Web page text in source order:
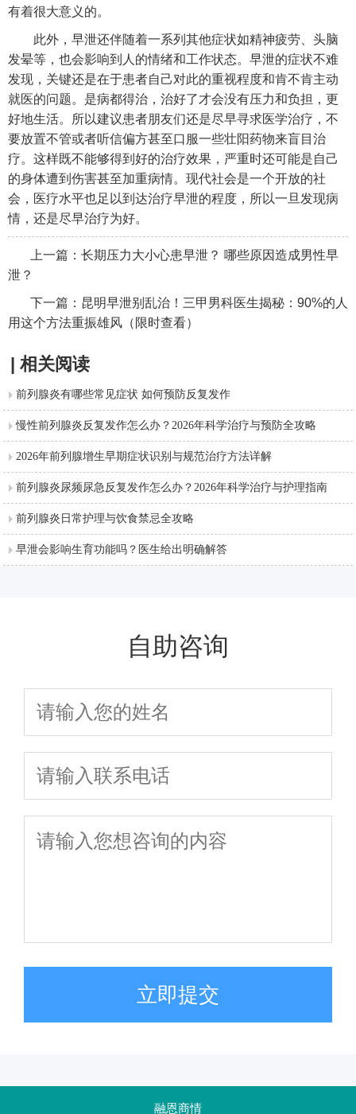
有着很大意义的。
此外，早泄还伴随着一系列其他症状如精神疲劳、头脑
发晕等，也会影响到人的情绪和工作状态。早泄的症状不难
发现，关键还是在于患者自己对此的重视程度和肯不肯主动
就医的问题。是病都得治，治好了才会没有压力和负担，更
好地生活。所以建议患者朋友们还是尽早寻求医学治疗，不
要放置不管或者听信偏方甚至口服一些壮阳药物来盲目治
疗。这样既不能够得到好的治疗效果，严重时还可能是自己
的身体遭到伤害甚至加重病情。现代社会是一个开放的社
会，医疗水平也足以到达治疗早泄的程度，所以一旦发现病
情，还是尽早治疗为好。
上一篇： 长期压力大小心患早泄？ 哪些原因造成男性早
泄？
下一篇： 昆明早泄别乱治！三甲男科医生揭秘：90%的人
用这个方法重振雄风（限时查看）
| 相关阅读
前列腺炎有哪些常见症状 如何预防反复发作
慢性前列腺炎反复发作怎么办？2026年科学治疗与预防全攻略
2026年前列腺增生早期症状识别与规范治疗方法详解
前列腺炎尿频尿急反复发作怎么办？2026年科学治疗与护理指南
前列腺炎日常护理与饮食禁忌全攻略
早泄会影响生育功能吗？医生给出明确解答
自助咨询
立即提交
融恩商情